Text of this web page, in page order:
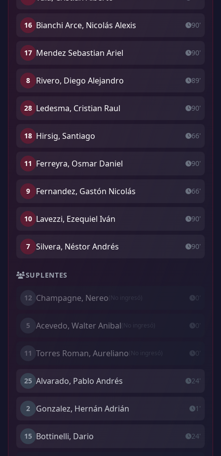
16 Bianchi Arce, Nicolás Alexis 90'
17 Mendez Sebastian Ariel 90'
8 Rivero, Diego Alejandro 89'
28 Ledesma, Cristian Raul 90'
18 Hirsig, Santiago 66'
11 Ferreyra, Osmar Daniel 90'
9 Fernandez, Gastón Nicolás 66'
10 Lavezzi, Ezequiel Iván 90'
7 Silvera, Néstor Andrés 90'
SUPLENTES
12 Champagne, Nereo(No ingresó) 0'
5 Acevedo, Walter Anibal(No ingresó) 0'
11 Torres Roman, Aureliano(No ingresó) 0'
25 Alvarado, Pablo Andrés 24'
2 Gonzalez, Hernán Adrián 1'
15 Bottinelli, Dario 24'